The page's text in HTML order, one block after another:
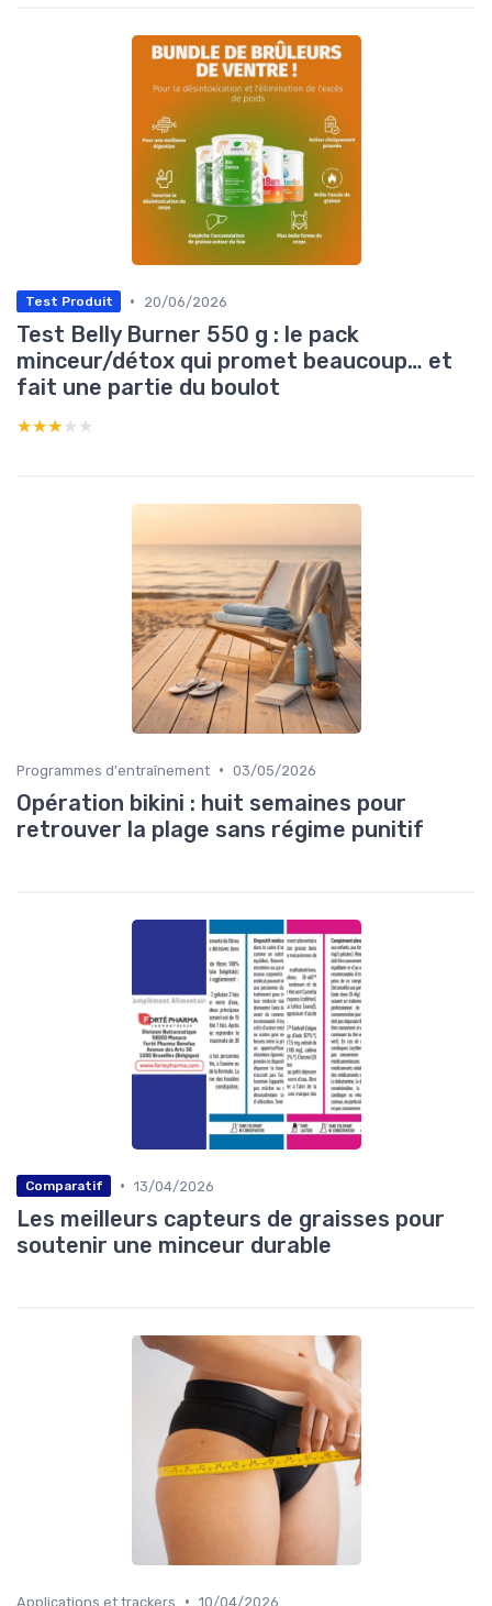
Test Produit • 20/06/2026
Test Belly Burner 550 g : le pack
minceur/détox qui promet beaucoup… et
fait une partie du boulot
★★★★★
★★★★★
Programmes d'entraînement • 03/05/2026
Opération bikini : huit semaines pour
retrouver la plage sans régime punitif
Comparatif • 13/04/2026
Les meilleurs capteurs de graisses pour
soutenir une minceur durable
Applications et trackers • 10/04/2026